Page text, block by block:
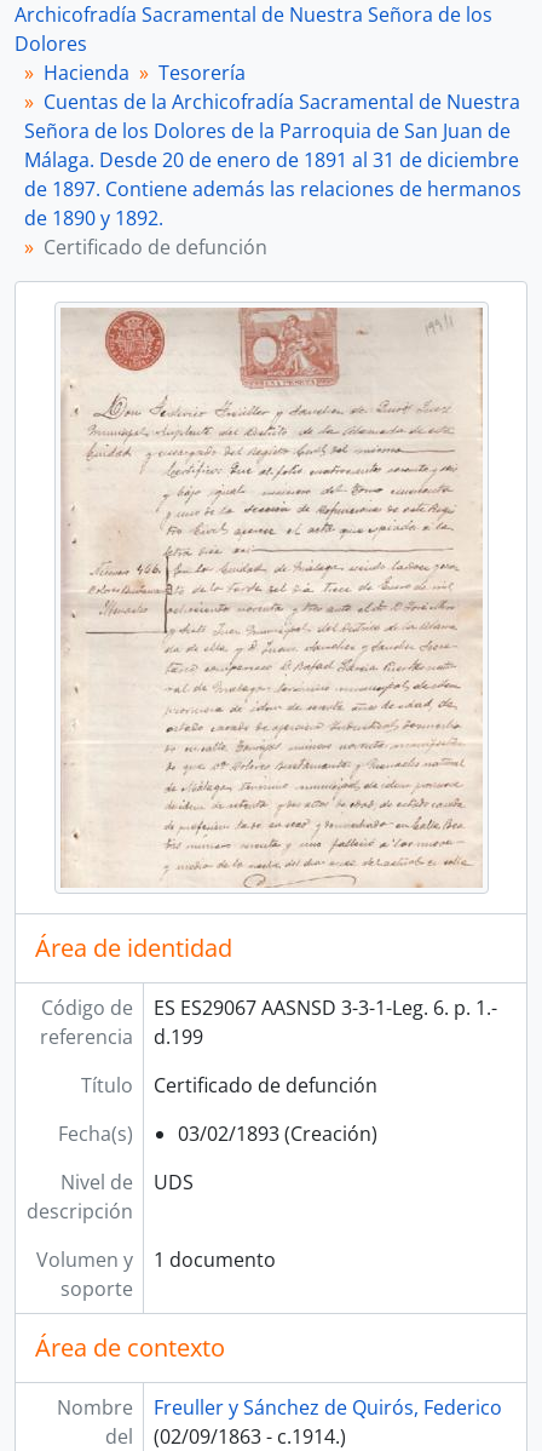
Archicofradía Sacramental de Nuestra Señora de los
Dolores
Hacienda
Tesorería
Cuentas de la Archicofradía Sacramental de Nuestra
Señora de los Dolores de la Parroquia de San Juan de
Málaga. Desde 20 de enero de 1891 al 31 de diciembre
de 1897. Contiene además las relaciones de hermanos
de 1890 y 1892.
Certificado de defunción
Área de identidad
Código de
referencia
ES ES29067 AASNSD 3-3-1-Leg. 6. p. 1.-
d.199
Título
Certificado de defunción
Fecha(s)
03/02/1893 (Creación)
Nivel de
descripción
UDS
Volumen y
soporte
1 documento
Área de contexto
Nombre
del
Freuller y Sánchez de Quirós, Federico
(02/09/1863 - c.1914.)